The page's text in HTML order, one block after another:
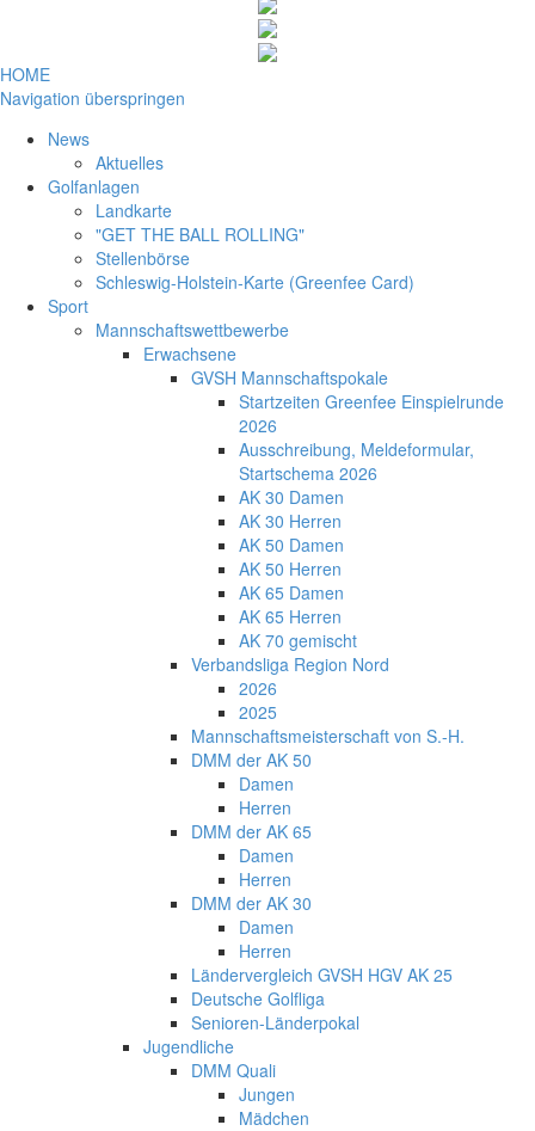
HOME
Navigation überspringen
News
Aktuelles
Golfanlagen
Landkarte
"GET THE BALL ROLLING"
Stellenbörse
Schleswig-Holstein-Karte (Greenfee Card)
Sport
Mannschaftswettbewerbe
Erwachsene
GVSH Mannschaftspokale
Startzeiten Greenfee Einspielrunde
2026
Ausschreibung, Meldeformular,
Startschema 2026
AK 30 Damen
AK 30 Herren
AK 50 Damen
AK 50 Herren
AK 65 Damen
AK 65 Herren
AK 70 gemischt
Verbandsliga Region Nord
2026
2025
Mannschaftsmeisterschaft von S.-H.
DMM der AK 50
Damen
Herren
DMM der AK 65
Damen
Herren
DMM der AK 30
Damen
Herren
Ländervergleich GVSH HGV AK 25
Deutsche Golfliga
Senioren-Länderpokal
Jugendliche
DMM Quali
Jungen
Mädchen